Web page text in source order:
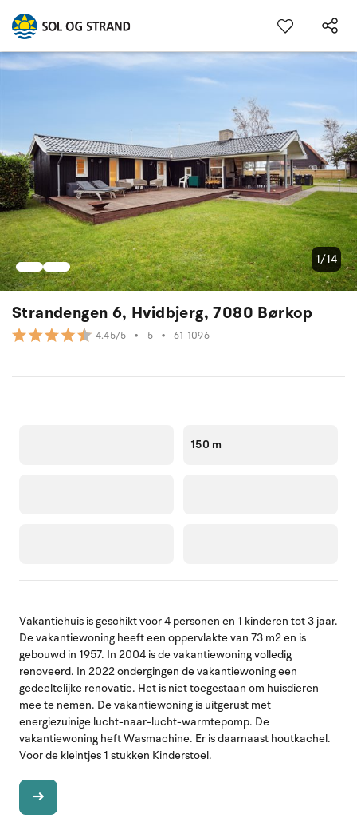
Strandengen 6, Hvidbjerg, 7080 Børkop
4.45/5 • 5 • 61-1096
1/14
150 m
Vakantiehuis is geschikt voor 4 personen en 1 kinderen tot 3 jaar.
De vakantiewoning heeft een oppervlakte van 73 m2 en is
gebouwd in 1957. In 2004 is de vakantiewoning volledig
renoveerd. In 2022 ondergingen de vakantiewoning een
gedeeltelijke renovatie. Het is niet toegestaan om huisdieren
mee te nemen. De vakantiewoning is uitgerust met
energiezuinige lucht-naar-lucht-warmtepomp. De
vakantiewoning heft Wasmachine. Er is daarnaast houtkachel.
Voor de kleintjes 1 stukken Kinderstoel.